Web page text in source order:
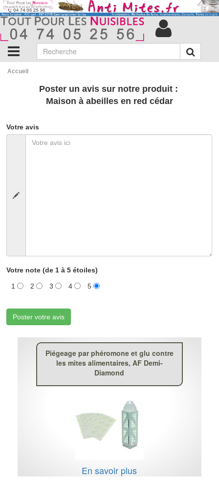
Accueil
Poster un avis sur notre produit :
Maison à abeilles en red cédar
Votre avis
Votre note (de 1 à 5 étoiles)
1 2 3 4 5
Poster votre avis
Piégeage par phéromone et glu contre
les mites alimentaires, AF Demi-
Diamond
En savoir plus